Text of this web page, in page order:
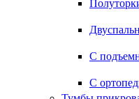
С
С